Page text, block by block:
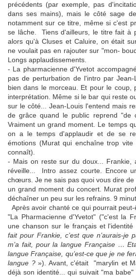
précédents (par exemple, pas
dans ses mains), mais le côté sage
notamment sur ce titre, même si c'est
se lâche. Tiens d'ailleurs, le titre fait à
alors qu'à Cluses et Caluire, on était
ne voulait pas en rajouter sur "mon-
Longs applaudissements.
- La pharmacienne d'Yvetot
pas de perturbation de l'intro par
bien dans le morceau. Et pour le coup,
interprétation. Même si le bar qui reste
sur le côté... Jean-Louis l'entend mais
de grâce quand le public reprend "de
Vraiment un grand moment. Le temps
on a le temps d'applaudir et de se
émotions (Murat qui enchaîne trop
connaît).
- Mais on reste sur du doux... Frankie,
réveille... Intro assez courte. Encore
chœurs. Je ne sais pas quoi vous dire
un grand moment du concert. Murat
déchaîner un peu sur les refrains. 9
Après avoir chanté ce qui pourrait
"La Pharmacienne d'Yvetot" ("c'est la
une chanson sur le français et l'identité
fait pour Frankie, c’est que n’aurais-je
m’a fait, pour la langue Française …
langue Française, qu’est-ce que je ne
langue ?»). Avant, c'était "marylin et
déjà son identité... qui suivait "ma babe"